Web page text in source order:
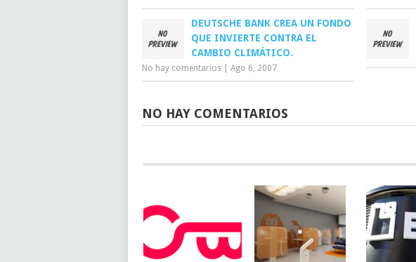
DEUTSCHE BANK CREA UN FONDO
QUE INVIERTE CONTRA EL
CAMBIO CLIMÁTICO.
No hay comentarios Ago 6, 2007
NO HAY COMENTARIOS